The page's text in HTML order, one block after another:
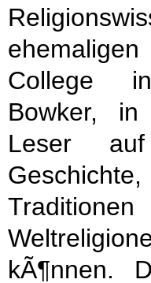
College
Bowker, in
Leser
kÃ¶nnen.